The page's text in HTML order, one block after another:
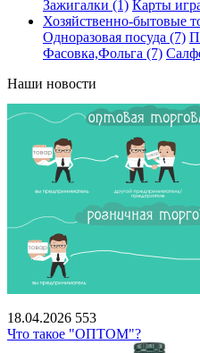
Зажигалки (1) Карты
Хозяйственно-бытовые
Одноразовая посуда (7)
Фасовка,Фольга (7)
Наши новости
18.04.2026 553
Что такое "ОПТОМ"?